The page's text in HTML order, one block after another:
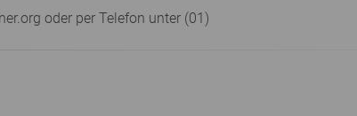
oder per Telefon unter (01)